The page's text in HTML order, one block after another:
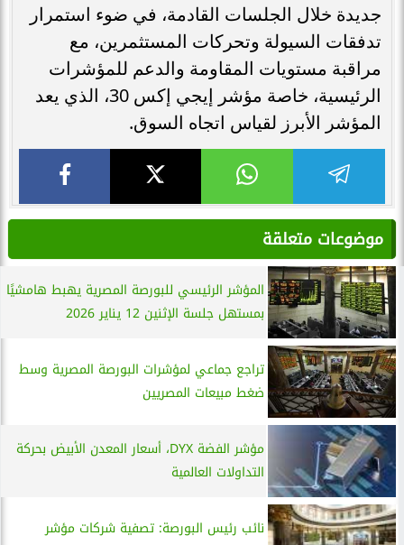
جديدة خلال الجلسات القادمة، في ضوء استمرار
تدفقات السيولة وتحركات المستثمرين، مع
مراقبة مستويات المقاومة والدعم للمؤشرات
الرئيسية، خاصة مؤشر إيجي إكس 30، الذي يعد
المؤشر الأبرز لقياس اتجاه السوق.
موضوعات متعلقة
المؤشر الرئيسي للبورصة المصرية يهبط هامشيًا
بمستهل جلسة الإثنين 12 يناير 2026
تراجع جماعي لمؤشرات البورصة المصرية وسط
ضغط مبيعات المصريين
مؤشر الفضة DYX، أسعار المعدن الأبيض بحركة
التداولات العالمية
نائب رئيس البورصة: تصفية شركات مؤشر